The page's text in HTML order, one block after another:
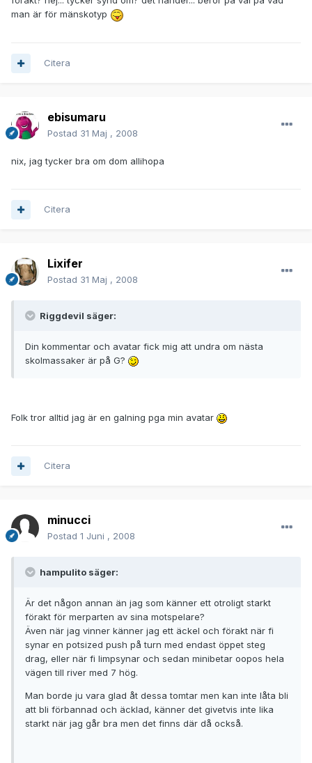
man är för mänskotyp
Citera
ebisumaru
Postad 31 Maj , 2008
nix, jag tycker bra om dom allihopa
Citera
Lixifer
Postad 31 Maj , 2008
Riggdevil säger:
Din kommentar och avatar fick mig att undra om nästa
skolmassaker är på G?
Folk tror alltid jag är en galning pga min avatar
Citera
minucci
Postad 1 Juni , 2008
hampulito säger:
Är det någon annan än jag som känner ett otroligt starkt
förakt för merparten av sina motspelare?
Även när jag vinner känner jag ett äckel och förakt när fi
synar en potsized push på turn med endast öppet steg
drag, eller när fi limpsynar och sedan minibetar oopos hela
vägen till river med 7 hög.
Man borde ju vara glad åt dessa tomtar men kan inte låta bli
att bli förbannad och äcklad, känner det givetvis inte lika
starkt när jag går bra men det finns där då också.